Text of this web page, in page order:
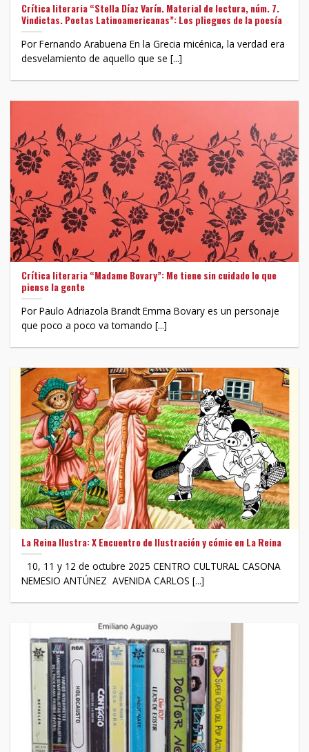
Crítica literaria “Stella Díaz Varín. Material de lectura, núm. 7.
Vindictas. Poetas Latinoamericanas”: Los pliegues de la poesía
Por Fernando Arabuena En la Grecia micénica, la verdad era
desvelamiento de aquello que se [...]
Crítica literaria “Madame Bovary”: Me tiene sin cuidado lo que
piense la gente
Por Paulo Adriazola Brandt Emma Bovary es un personaje
que poco a poco va tomando [...]
La Reina Ilustra: X Encuentro de Ilustración y cómic en La Reina
10, 11 y 12 de octubre 2025 CENTRO CULTURAL CASONA
NEMESIO ANTÚNEZ AVENIDA CARLOS [...]